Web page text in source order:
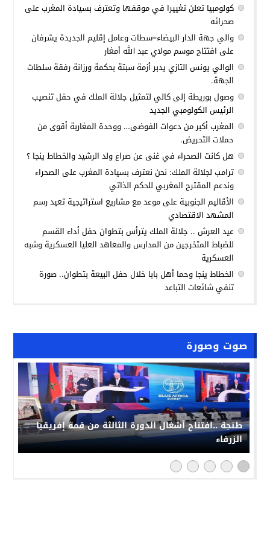
صوت وصورة
طنجة ..افتتاح أشغال الدورة الثالثة من قمة إفريقيا
الزرقاء
كولومبيا تعلن تغييرا في موقفها وتعترف بسيادة المغرب على
صحرائه
والي جهة الدار البيضاء–سطات وعامل إقليم الجديدة يشرفان
على افتتاح موسم مولاي عبد الله أمغار
الوالي يونس التازي يدبر أزمة سبتة بحكمة ورزانة رفقة سلطات
الجهة.
وصول بوريطة إلى كالي لتمثيل جلالة الملك في حفل تنصيب
الرئيس الكولومبي الجديد
المغرب أكبر من دعوات الفوضى… ووحدة المغاربة أقوى من
حملات التحريض.
هل كانت الصحراء في غنى عن صراع ولد الرشيد والخطاط ينجا ؟
ترامب لجلالة الملك: نحن نعترف بسيادة المغرب على الصحراء
وندعم المقترح المغربي للحكم الذاتي
الأقاليم الجنوبية على موعد مع مشاريع استراتيجية تعيد رسم
المشهد الاقتصادي
عيد العرش .. جلالة الملك يترأس بتطوان حفل أداء القسم
للضباط المتخرجين من المدارس والمعاهد العليا العسكرية وشبه
العسكرية
الخطاط ينجا وحما أهل بابا خلال حفل البيعة بتطوان.. صورة
تنفي شائعات التباعد